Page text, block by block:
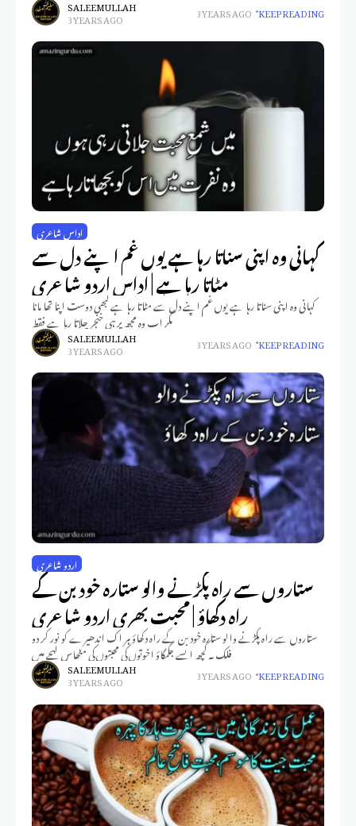
SALEEM ULLAH
3 YEARS AGO 3 YEARS AGO KEEP READING
اداس شاعری
کہانی وہ اپنی سناتا رہا ہے یوں غم اپنے دل سے
مٹاتا رہا ہے | اداس اردو شاعری
کہانی وہ اپنی سناتا رہا ہے یوں غم اپنے دل سے مٹـاتا رہا ہے کبھی دوست اپنا تھا مانا
مگر اب وہ مجھ پر ہی خنجر چلاتا رہا ہے فقط
SALEEM ULLAH
3 YEARS AGO 3 YEARS AGO KEEP READING
اردو شاعری
ستاروں سے راہ پکڑنے والو ستارہ خود بن کے
راہ دکھاؤ | محبت بھری اردو شاعری
ستاروں سے راہ پکڑنے والو ستارہ خود بن کے راہ دکھاؤ ہر اک اندھیرے کو نور کر دو
فلک پہ کچھ ایسے جگمگاؤ اخوتوں کی محبتوں کی مٹھاس لہجے میں
SALEEM ULLAH
3 YEARS AGO 3 YEARS AGO KEEP READING